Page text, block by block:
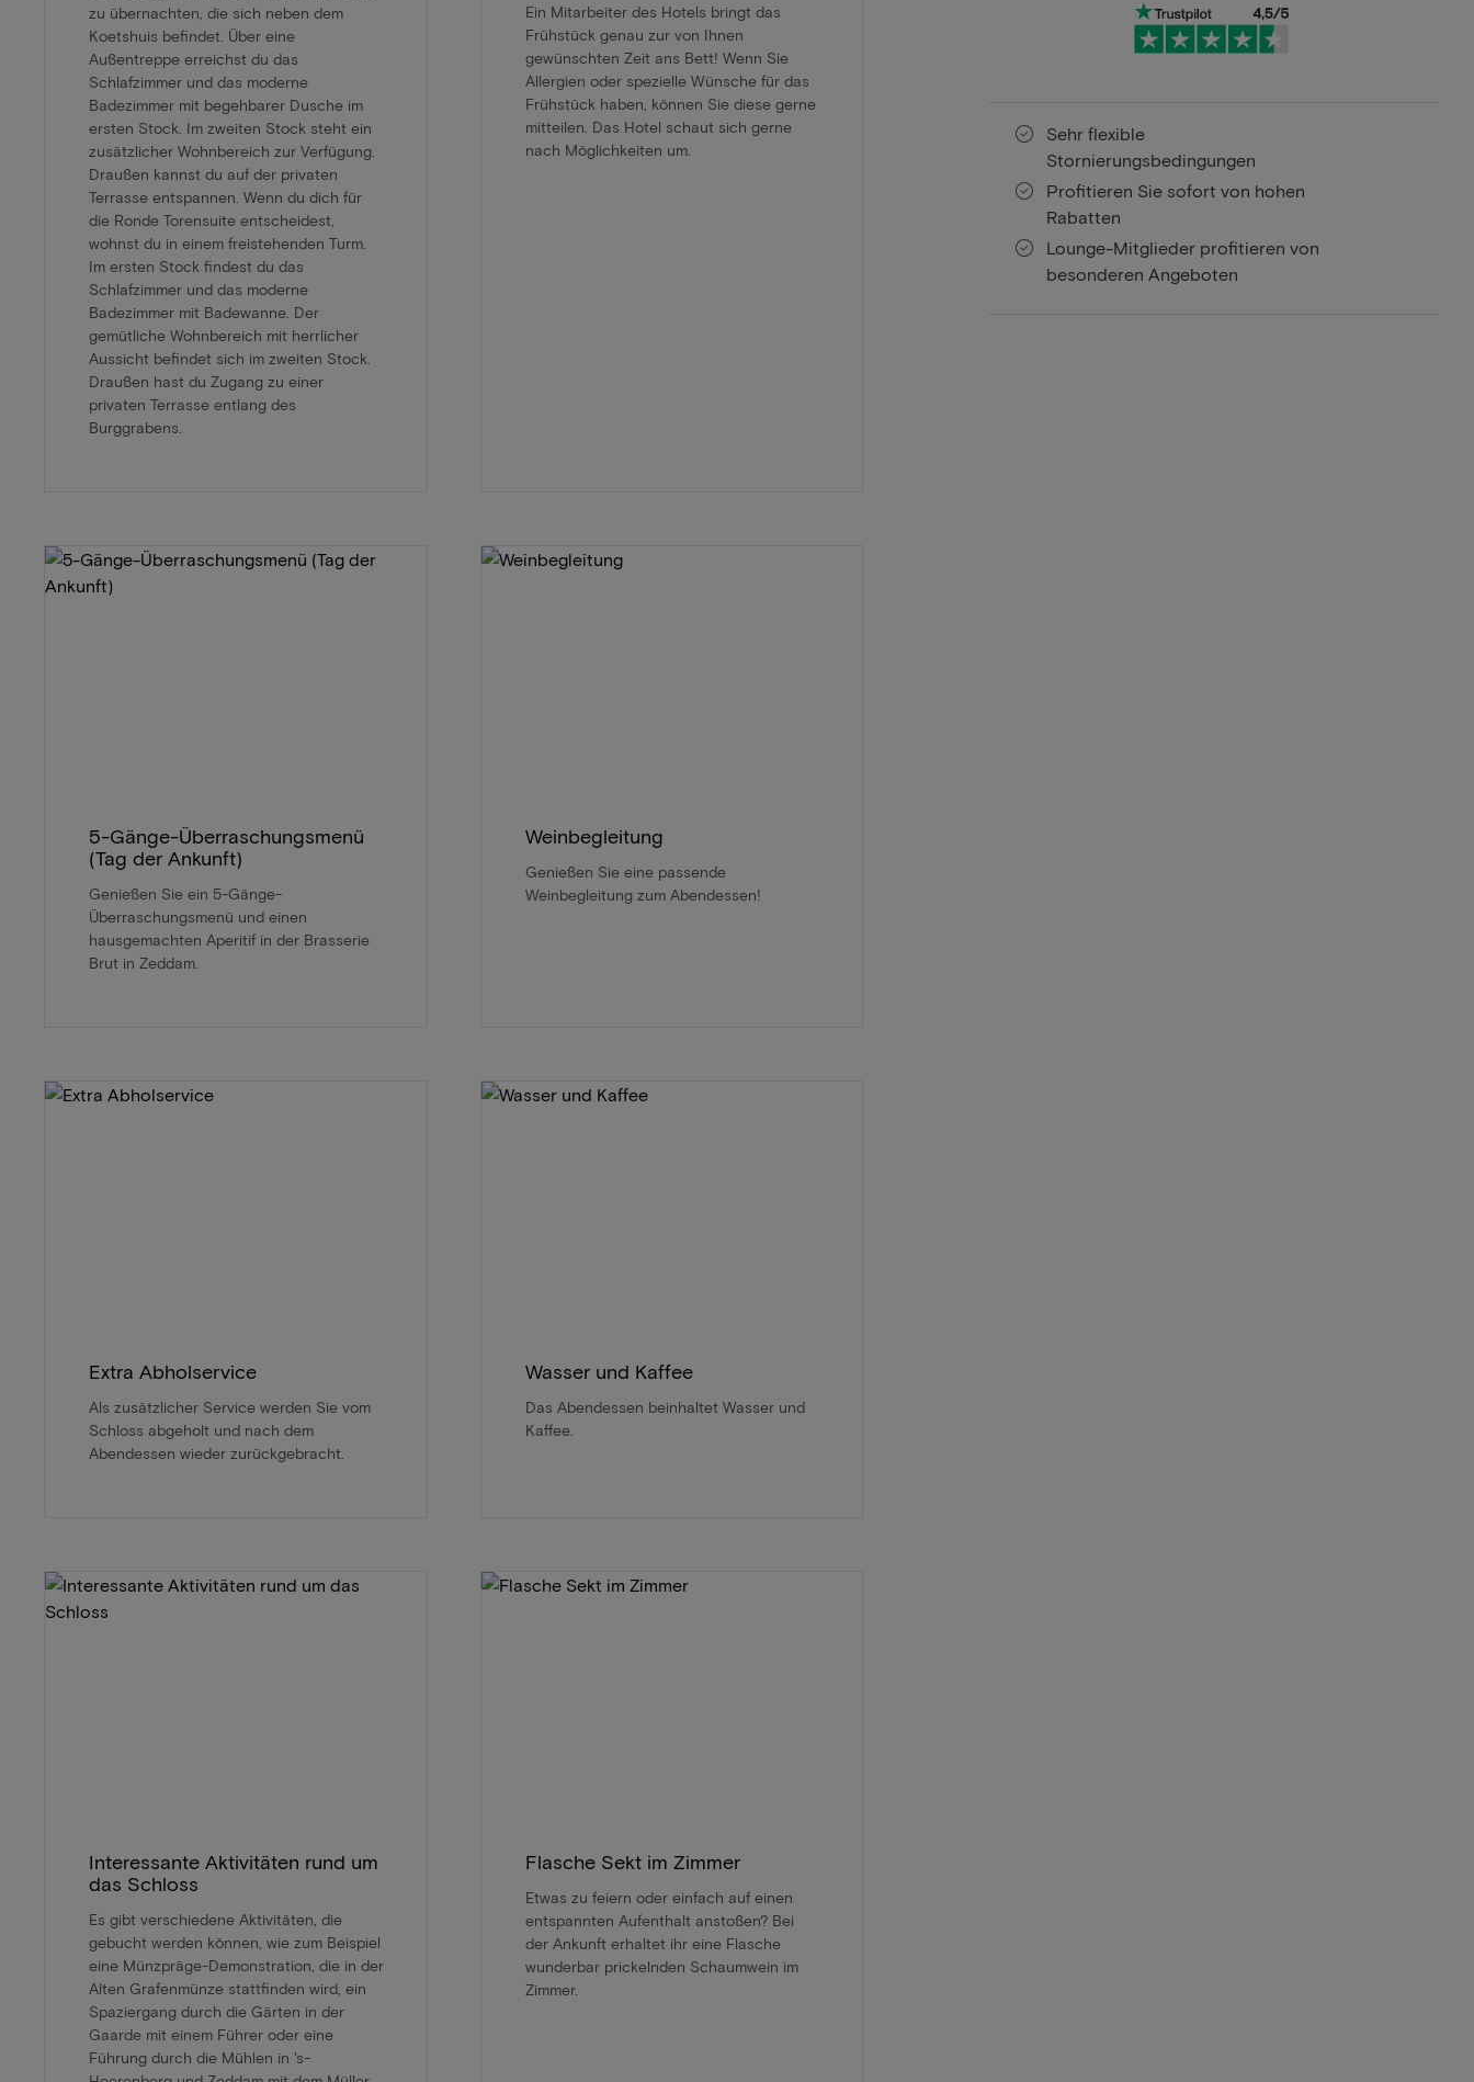
Sehr flexible
Stornierungsbedingungen
Profitieren Sie sofort von hohen
Rabatten
Lounge-Mitglieder profitieren von
besonderen Angeboten
zu übernachten, die sich neben dem
Koetshuis befindet. Über eine
Außentreppe erreichst du das
Schlafzimmer und das moderne
Badezimmer mit begehbarer Dusche im
ersten Stock. Im zweiten Stock steht ein
zusätzlicher Wohnbereich zur Verfügung.
Draußen kannst du auf der privaten
Terrasse entspannen. Wenn du dich für
die Ronde Torensuite entscheidest,
wohnst du in einem freistehenden Turm.
Im ersten Stock findest du das
Schlafzimmer und das moderne
Badezimmer mit Badewanne. Der
gemütliche Wohnbereich mit herrlicher
Aussicht befindet sich im zweiten Stock.
Draußen hast du Zugang zu einer
privaten Terrasse entlang des
Burggrabens.
Ein Mitarbeiter des Hotels bringt das
Frühstück genau zur von Ihnen
gewünschten Zeit ans Bett! Wenn Sie
Allergien oder spezielle Wünsche für das
Frühstück haben, können Sie diese gerne
mitteilen. Das Hotel schaut sich gerne
nach Möglichkeiten um.
5-Gänge-Überraschungsmenü
(Tag der Ankunft)
Genießen Sie ein 5-Gänge-
Überraschungsmenü und einen
hausgemachten Aperitif in der Brasserie
Brut in Zeddam.
Weinbegleitung
Genießen Sie eine passende
Weinbegleitung zum Abendessen!
Extra Abholservice
Als zusätzlicher Service werden Sie vom
Schloss abgeholt und nach dem
Abendessen wieder zurückgebracht.
Wasser und Kaffee
Das Abendessen beinhaltet Wasser und
Kaffee.
Interessante Aktivitäten rund um
das Schloss
Es gibt verschiedene Aktivitäten, die
gebucht werden können, wie zum Beispiel
eine Münzpräge-Demonstration, die in der
Alten Grafenmünze stattfinden wird, ein
Spaziergang durch die Gärten in der
Gaarde mit einem Führer oder eine
Führung durch die Mühlen in 's-
Flasche Sekt im Zimmer
Etwas zu feiern oder einfach auf einen
entspannten Aufenthalt anstoßen? Bei
der Ankunft erhaltet ihr eine Flasche
wunderbar prickelnden Schaumwein im
Zimmer.